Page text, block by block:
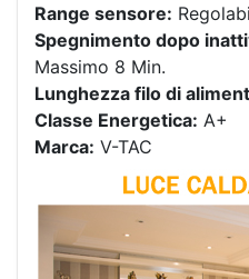
Range sensore:
Spegnimento dopo
Massimo 8 Min.
Lunghezza filo di
Classe Energetica: A+
Marca: V-TAC